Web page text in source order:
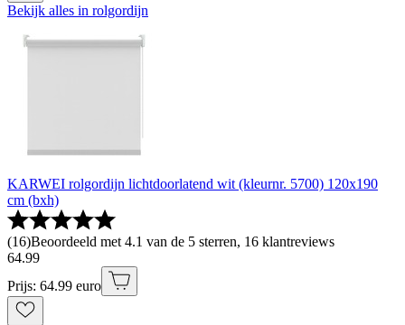
Bekijk alles in rolgordijn
KARWEI rolgordijn lichtdoorlatend wit (kleurnr. 5700) 120x190
cm (bxh)
(16)Beoordeeld met 4.1 van de 5 sterren, 16 klantreviews
64.99
Prijs: 64.99 euro